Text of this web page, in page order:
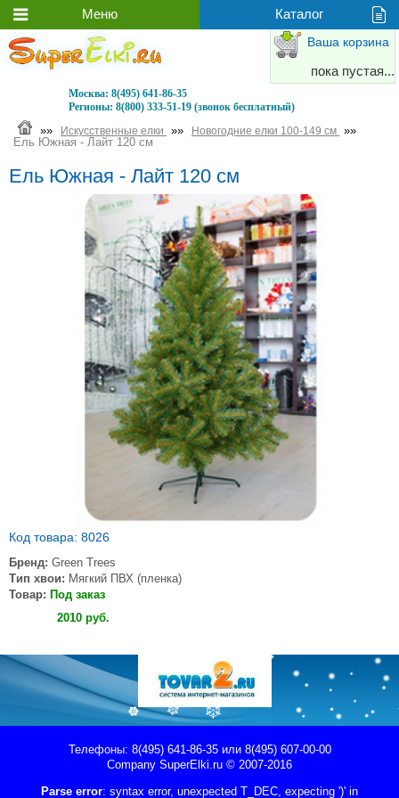
Москва: 8(495) 641-86-35
Регионы: 8(800) 333-51-19 (звонок бесплатный)
Ваша корзина
пока пустая...
»» Искусственные елки »» Новогодние елки 100-149 см »»
Ель Южная - Лайт 120 см
Ель Южная - Лайт 120 см
Код товара: 8026
Бренд: Green Trees
Тип хвои: Мягкий ПВХ (пленка)
Товар: Под заказ
2010 руб.
Телефоны: 8(495) 641-86-35 или 8(495) 607-00-00
Company SuperElki.ru © 2007-2016
Parse error: syntax error, unexpected T_DEC, expecting ')' in